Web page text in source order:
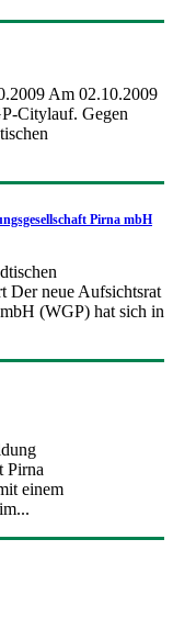
Am 02.10.2009
Citylauf. Gegen
Pirna mbH
Der neue Aufsichtsrat
(WGP) hat sich in
Pirna
einem